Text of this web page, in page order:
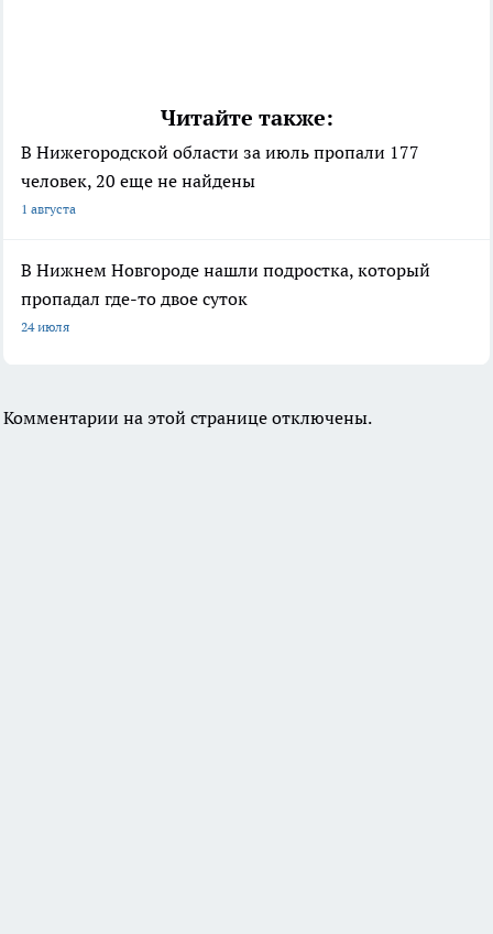
Читайте также:
В Нижегородской области за июль пропали 177
человек, 20 еще не найдены
1 августа
В Нижнем Новгороде нашли подростка, который
пропадал где-то двое суток
24 июля
Комментарии на этой странице отключены.